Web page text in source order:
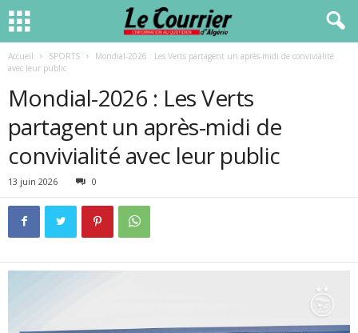
Accueil SPORTS
Mondial-2026 : Les Verts partagent un après-midi de convivialité
avec leur public
Mondial-2026 : Les Verts
partagent un après-midi de
convivialité avec leur public
13 juin 2026 0